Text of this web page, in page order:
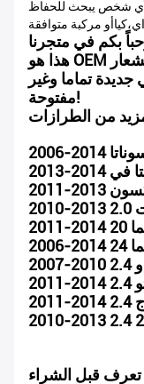
شخص يبحث للحفاظ
بكم في متجرنا
هذا هو OEM الأصلي 39180-25300 جهاز استشعار
تماما وغير
مفتوحة!
من الطرازات
سوناتا
في
توكسون
20
24
2.4
2.4
2.4
تعرف قبل الشراء